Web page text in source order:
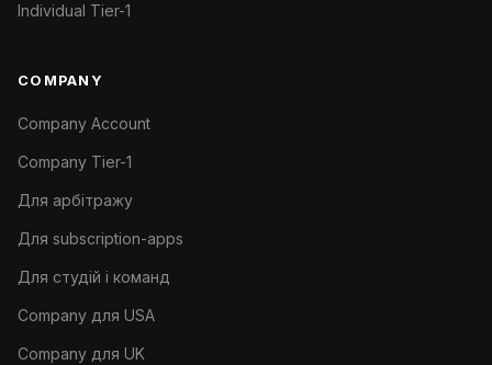
Individual Tier-1
COMPANY
Company Account
Company Tier-1
Для арбітражу
Для subscription-apps
Для студій і команд
Company для USA
Company для UK